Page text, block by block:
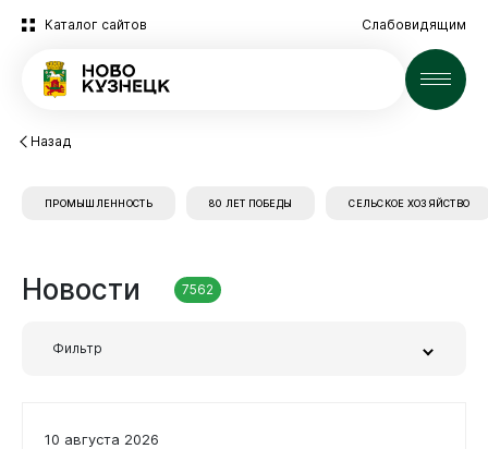
Каталог сайтов Слабовидящим
Новости
Назад
Фильтр
Заголовок или часть текста
Новости 7562
ПРОМЫШЛЕННОСТЬ 80 ЛЕТ ПОБЕДЫ СЕЛЬСКОЕ ХОЗЯЙСТВО
10 августа 2026